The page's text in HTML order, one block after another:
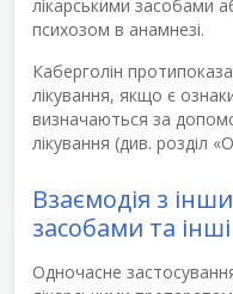
лікарськими засобами
психозом в анамнезі.
Каберголін
лікування, якщо є
визначаються за
лікування (див. розділ
Взаємодія з
засобами та
Одночасне